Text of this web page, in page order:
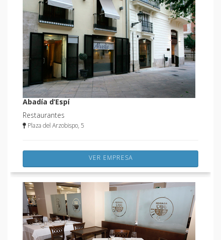
Abadía d’Espí
Restaurantes
Plaza del Arzobispo, 5
VER EMPRESA